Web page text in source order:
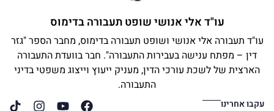
עו"ד אלי אנושי שופט תעבורה בדימוס
עו"ד תעבורה אלי אנושי ושופט תעבורה בדימוס, מחבר הספר "גזר
דין – מפתח ענישה בעבירות התעבורה". חבר בוועדת התעבורה
הארצית של לשכת עורכי הדין, מעניק ייעוץ וייצוג משפטי בדיני
התעבורה.
עקבו אחרינו